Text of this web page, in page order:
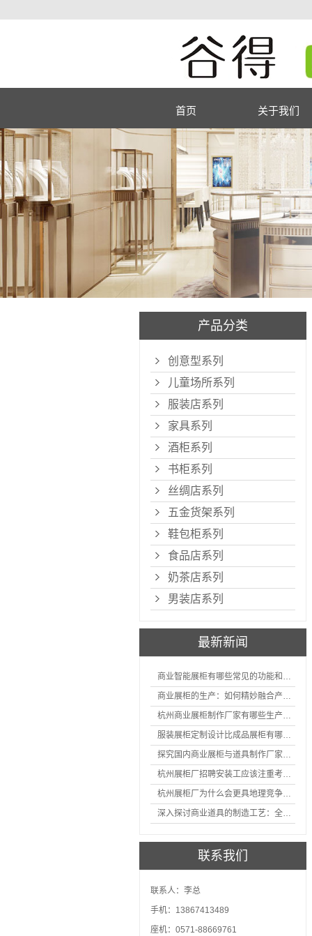
首页 关于我们
产品分类
创意型系列
儿童场所系列
服装店系列
家具系列
酒柜系列
书柜系列
丝绸店系列
五金货架系列
鞋包柜系列
食品店系列
奶茶店系列
男装店系列
最新新闻
商业智能展柜有哪些常见的功能和神奇之处
商业展柜的生产：如何精妙融合产品特性的艺术探索
杭州商业展柜制作厂家有哪些生产的优势？
服装展柜定制设计比成品展柜有哪些优势
探究国内商业展柜与道具制作厂家的技术实力如何
杭州展柜厂招聘安装工应该注重考核哪些方面技能
杭州展柜厂为什么会更具地理竞争优势？
深入探讨商业道具的制造工艺：全面分析从设计到维护的各个环节。
联系我们
联系人：李总
手机：13867413489
座机：0571-88669761